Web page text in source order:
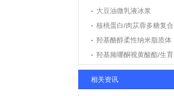
米粒
大豆油微乳液冰浆
核桃蛋白/肉苁蓉多糖复合
纳米颗粒
羟基酪醇柔性纳米脂质体
羟基频哪酮视黄酸酯/生育
酚乙酸酯纳米乳
相关资讯